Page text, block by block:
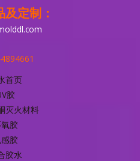
定制：
首页
胶
灭火材料
胶
胶
胶水